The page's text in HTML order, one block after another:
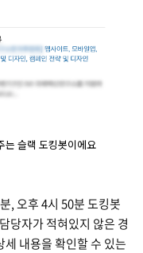
는 슬랙 도킹봇이에요
, 오후 4시 50분 도킹봇
당자가 적혀있지 않은 경
내용을 확인할 수 있는